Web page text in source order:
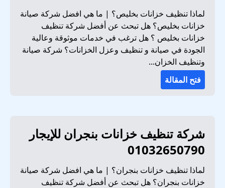
لماذا تنظيف خزانات بخليص؟ | ما هي افضل شركة صيانة
خزانات بخليص؟ هل تبحث عن أفضل شركة تنظيف
خزانات بخليص ؟ هل ترغب في خدمات موثوقة وعالية
الجودة في صيانة و تنظيف وعزل الخزانات؟ شركة صيانة
وتنظيف الخزان...
فتح المقالة
شركة تنظيف خزانات بنجران للإيجار
01032650790
لماذا تنظيف خزانات بنجران؟ | ما هي افضل شركة صيانة
خزانات بنجران؟ هل تبحث عن أفضل شركة تنظيف